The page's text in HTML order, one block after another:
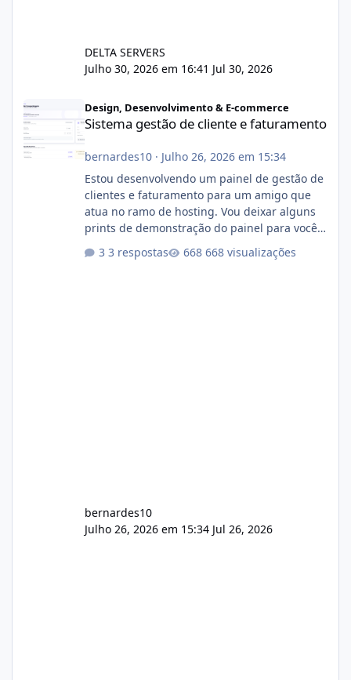
DELTA SERVERS
Julho 30, 2026 em 16:41 Jul 30, 2026
Design, Desenvolvimento & E-commerce
Sistema gestão de cliente e faturamento
bernardes10· Julho 26, 2026 em 15:34
Estou desenvolvendo um painel de gestão de
clientes e faturamento para um amigo que
atua no ramo de hosting. Vou deixar alguns
prints de demonstração do painel para vocês
darem a opinião de vocês. O sistema já está
com cerca de 80% concluído e conta com
3 respostas 668 visualizações
bernardes10
Julho 26, 2026 em 15:34 Jul 26, 2026